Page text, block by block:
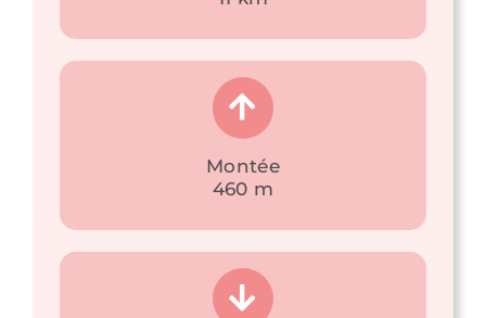
Montée
460 m